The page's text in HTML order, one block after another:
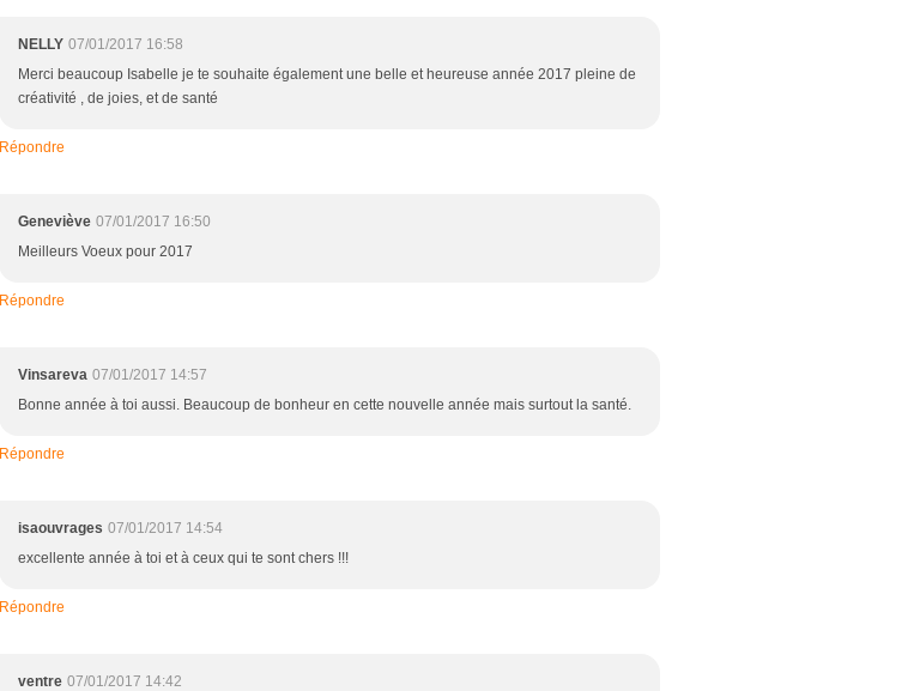
NELLY 07/01/2017 16:58
Merci beaucoup Isabelle je te souhaite également une belle et heureuse année 2017 pleine de
créativité , de joies, et de santé
Répondre
Geneviève 07/01/2017 16:50
Meilleurs Voeux pour 2017
Répondre
Vinsareva 07/01/2017 14:57
Bonne année à toi aussi. Beaucoup de bonheur en cette nouvelle année mais surtout la santé.
Répondre
isaouvrages 07/01/2017 14:54
excellente année à toi et à ceux qui te sont chers !!!
Répondre
ventre 07/01/2017 14:42